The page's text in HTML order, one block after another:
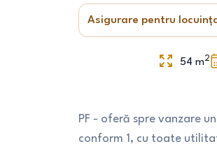
Asigurare pentru
54 m2
PF - oferă spre vanzare
conform 1, cu toate